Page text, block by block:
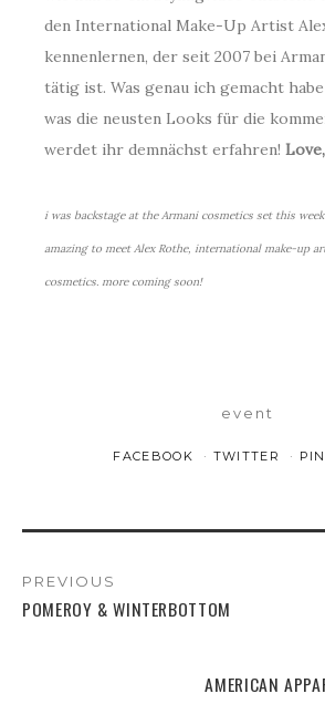
den International Make-Up Artist
kennenlernen, der seit 2007 bei
tätig ist. Was genau ich gemacht
was die neusten Looks für die
werdet ihr demnächst erfahren!
i was backstage at the Armani cosmetics set this
amazing to meet Alex Rothe, international make-up
cosmetics. more coming soon!
event
FACEBOOK TWITTER
PREVIOUS
POMEROY & WINTERBOTTOM
AMERICAN